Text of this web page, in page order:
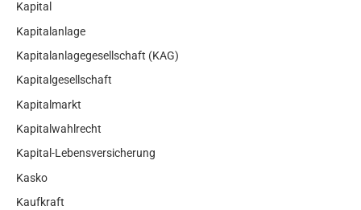
Kapital
Kapitalanlage
Kapitalanlagegesellschaft (KAG)
Kapitalgesellschaft
Kapitalmarkt
Kapitalwahlrecht
Kapital-Lebensversicherung
Kasko
Kaufkraft